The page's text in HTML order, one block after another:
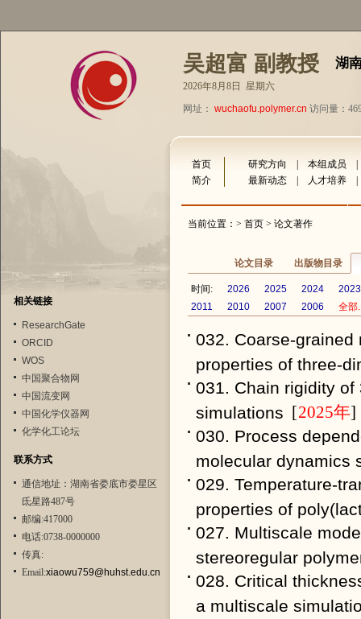
吴超富 副教授 湖
2026年8月8日 星期六
网址： wuchaofu.polymer.cn 访问量：
相关链接
ResearchGate
ORCID
WOS
中国聚合物网
中国流变网
中国化学仪器网
化学化工论坛
联系方式
通信地址：湖南省娄底市娄星区
氐星路487号
邮编:417000
电话:0738-0000000
传真:
Email:xiaowu759@huhst.edu.cn
首页 研究方向 本组成员
简介
最新动态 人才培养
当前位置：> 首页 > 论文著作
论文目录 出版物目录
时间: 2026 2025 2024
2023
2011
2010 2007 2006 全部
032. Coarse-
properties of three-
031. Chain rigidity
simulations [2025年]
030. Process
molecular dynamics
029. Temperature-
properties of
027. Multiscale
stereoregular
028. Critical
a multiscale